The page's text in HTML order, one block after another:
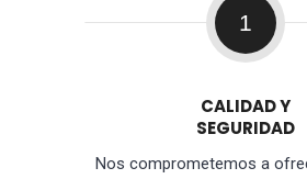
1
CALIDAD Y
SEGURIDAD
Nos comprometemos a